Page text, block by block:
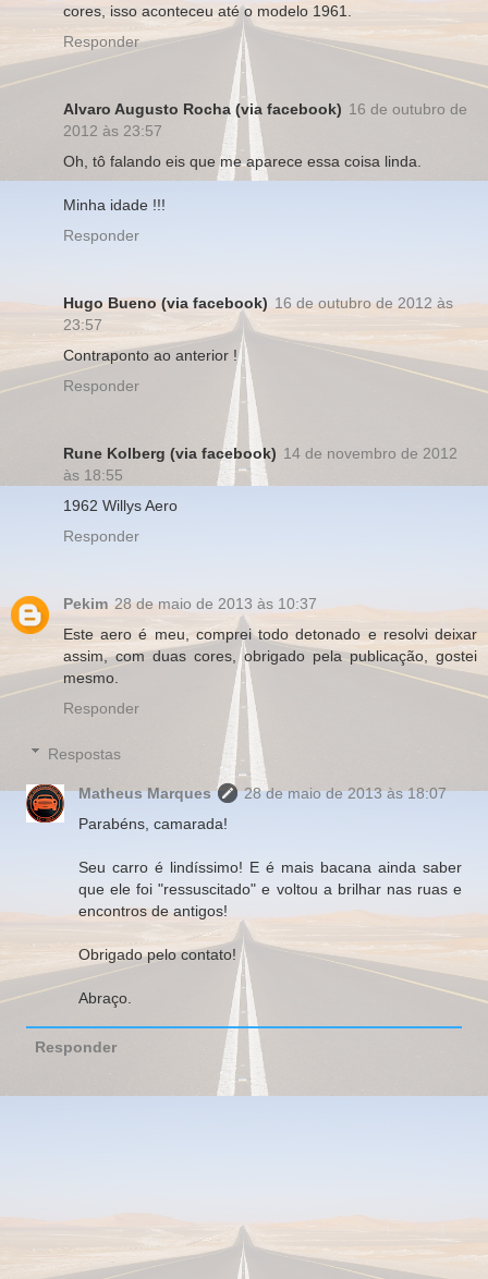
cores, isso aconteceu até o modelo 1961.
Responder
Alvaro Augusto Rocha (via facebook) 16 de outubro de
2012 às 23:57
Oh, tô falando eis que me aparece essa coisa linda.
Minha idade !!!
Responder
Hugo Bueno (via facebook) 16 de outubro de 2012 às
23:57
Contraponto ao anterior !
Responder
Rune Kolberg (via facebook) 14 de novembro de 2012
às 18:55
1962 Willys Aero
Responder
Pekim 28 de maio de 2013 às 10:37
Este aero é meu, comprei todo detonado e resolvi deixar
assim, com duas cores, obrigado pela publicação, gostei
mesmo.
Responder
Respostas
Matheus Marques
28 de maio de 2013 às 18:07
Parabéns, camarada!
Seu carro é lindíssimo! E é mais bacana ainda saber
que ele foi "ressuscitado" e voltou a brilhar nas ruas e
encontros de antigos!
Obrigado pelo contato!
Abraço.
Responder